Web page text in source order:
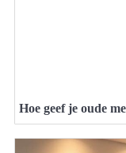
Hoe geef je oude